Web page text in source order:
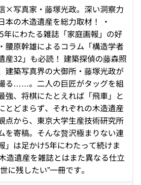
×写真家・藤塚光政。深い洞察力
本の木造遺産を総力取材！ ・
年にわたる雑誌「家庭画報」の好
腰原幹雄によるコラム「構造学者
産32」も必読！ 建築探偵の藤森照
建築写真界の大御所・藤塚光政が
る……。二人の巨匠がタッグを組
強、将棋にたとえれば「飛車」と
とどまらず、それぞれの木造遺産
点から、東京大学生産技術研究所
を寄稿。そんな贅沢極まりない連
」は足かけ5年にわたって続けま
造遺産を雑誌とはまた異なる仕立
に残したい”一冊です。